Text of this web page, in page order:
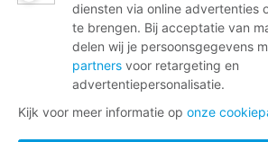
diensten via online advertenties
te brengen. Bij acceptatie van
delen wij je persoonsgegevens
partners voor retargeting en
advertentiepersonalisatie.
Kijk voor meer informatie op onze